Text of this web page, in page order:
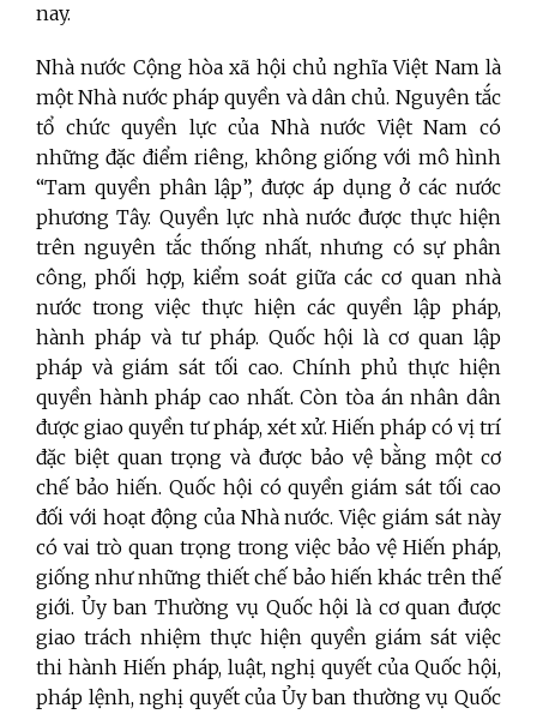
nay.
Nhà nước Cộng hòa xã hội chủ nghĩa Việt Nam là
một Nhà nước pháp quyền và dân chủ. Nguyên tắc
tổ chức quyền lực của Nhà nước Việt Nam có
những đặc điểm riêng, không giống với mô hình
“Tam quyền phân lập”, được áp dụng ở các nước
phương Tây. Quyền lực nhà nước được thực hiện
trên nguyên tắc thống nhất, nhưng có sự phân
công, phối hợp, kiểm soát giữa các cơ quan nhà
nước trong việc thực hiện các quyền lập pháp,
hành pháp và tư pháp. Quốc hội là cơ quan lập
pháp và giám sát tối cao. Chính phủ thực hiện
quyền hành pháp cao nhất. Còn tòa án nhân dân
được giao quyền tư pháp, xét xử. Hiến pháp có vị trí
đặc biệt quan trọng và được bảo vệ bằng một cơ
chế bảo hiến. Quốc hội có quyền giám sát tối cao
đối với hoạt động của Nhà nước. Việc giám sát này
có vai trò quan trọng trong việc bảo vệ Hiến pháp,
giống như những thiết chế bảo hiến khác trên thế
giới. Ủy ban Thường vụ Quốc hội là cơ quan được
giao trách nhiệm thực hiện quyền giám sát việc
thi hành Hiến pháp, luật, nghị quyết của Quốc hội,
pháp lệnh, nghị quyết của Ủy ban thường vụ Quốc